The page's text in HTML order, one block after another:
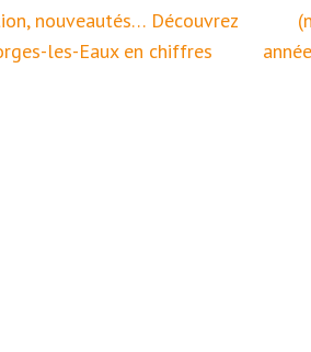
nouveautés… Découvrez
les-Eaux en chiffres